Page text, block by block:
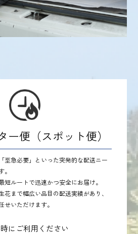
ー便（スポット便）
至急必要」といった突発的な配送ニー
短ルートで迅速かつ安全にお届け。
花まで幅広い品目の配送実績があり、
せいただけます。
にご利用ください